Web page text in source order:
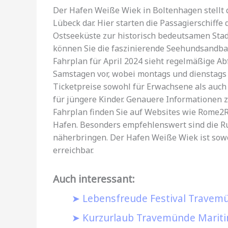
Der Hafen Weiße Wiek in Boltenhagen
Lübeck dar. Hier starten die
Ostseeküste zur historisch bedeutsamen
können Sie die faszinierende
Fahrplan für April 2024 sieht regelmäßige
Samstagen vor, wobei montags und
Ticketpreise sowohl für Erwachsene als
für jüngere Kinder. Genauere Informationen
Fahrplan finden Sie auf Websites wie
Hafen. Besonders empfehlenswert sind die
näherbringen. Der Hafen Weiße Wiek ist
erreichbar.
Auch interessant:
Lebensfreude Festival
Kurzurlaub Travemünde